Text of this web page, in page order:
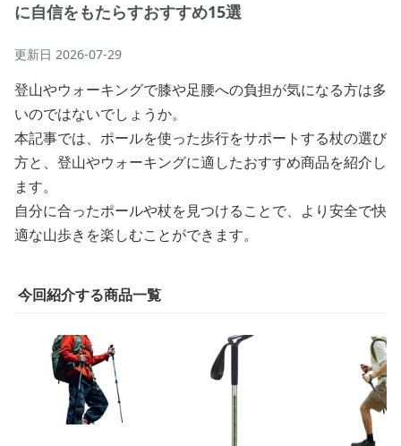
に自信をもたらすおすすめ15選
更新日 2026-07-29
登山やウォーキングで膝や足腰への負担が気になる方は多
いのではないでしょうか。
本記事では、ポールを使った歩行をサポートする杖の選び
方と、登山やウォーキングに適したおすすめ商品を紹介し
ます。
自分に合ったポールや杖を見つけることで、より安全で快
適な山歩きを楽しむことができます。
今回紹介する商品一覧